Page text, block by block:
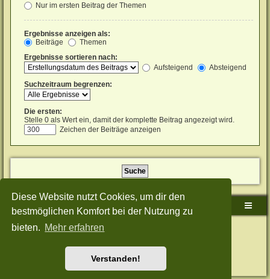
Diese Website nutzt Cookies, um dir den
bestmöglichen Komfort bei der Nutzung zu
bieten. Mehr erfahren
Verstanden!
Nur im ersten Beitrag der Themen
Ergebnisse anzeigen als:
Beiträge
Themen
Ergebnisse sortieren nach:
Aufsteigend
Absteigend
Suchzeitraum begrenzen:
Die ersten:
Stelle 0 als Wert ein, damit der komplette Beitrag angezeigt wird.
Zeichen der Beiträge anzeigen
Sudden-Strike-Maps.de Hauptseite Foren-Übersicht
Powered byphpBB® Forum Software © phpBB Limited
Style: Green-Style-Split by Joyce&LunaphpBB-Style-Design
Nutzungsbedingungen